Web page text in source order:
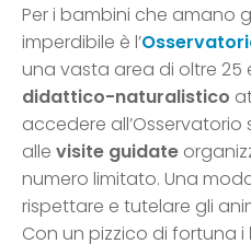
Per i bambini che amano
imperdibile è l’
una vasta area di oltre 25
didattico-naturalistico
accedere
alle visite guidate
numero limitato. Una
rispettare e tutelare gli
Con un pizzico di fortuna i